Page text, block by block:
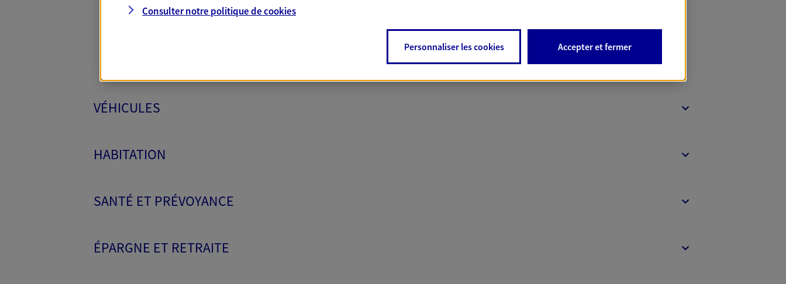
PRO & ENTREPRISES
VÉHICULES
HABITATION
SANTÉ ET PRÉVOYANCE
ÉPARGNE ET RETRAITE
Consulter notre politique decookies
Personnaliser les cookies Accepter et fermer